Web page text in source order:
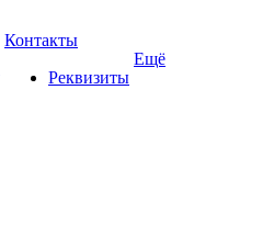
Контакты
Реквизиты
Ещё